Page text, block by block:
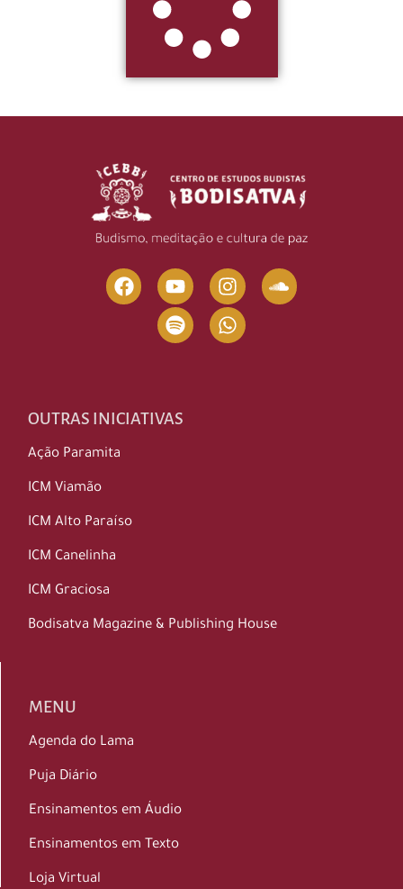
OUTRAS INICIATIVAS
Ação Paramita
ICM Viamão
ICM Alto Paraíso
ICM Canelinha
ICM Graciosa
Bodisatva Magazine & Publishing House
MENU
Agenda do Lama
Puja Diário
Ensinamentos em Áudio
Ensinamentos em Texto
Loja Virtual